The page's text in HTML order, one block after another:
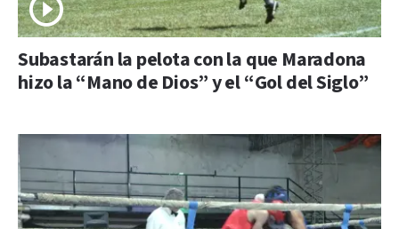
Subastarán la pelota con la que Maradona
hizo la “Mano de Dios” y el “Gol del Siglo”